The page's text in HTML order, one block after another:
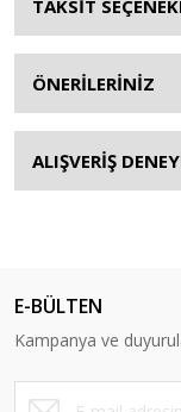
TAKSİT
ÖNERİLERİNİZ
ALIŞVERİŞ
E-BÜLTEN
Kampanya ve